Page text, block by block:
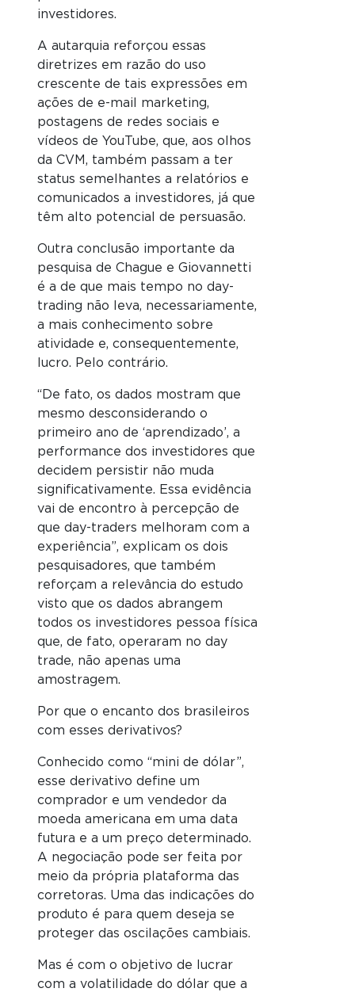
investidores.
A autarquia reforçou essas
diretrizes em razão do uso
crescente de tais expressões em
ações de e-mail marketing,
postagens de redes sociais e
vídeos de YouTube, que, aos olhos
da CVM, também passam a ter
status semelhantes a relatórios e
comunicados a investidores, já que
têm alto potencial de persuasão.
Outra conclusão importante da
pesquisa de Chague e Giovannetti
é a de que mais tempo no day-
trading não leva, necessariamente,
a mais conhecimento sobre
atividade e, consequentemente,
lucro. Pelo contrário.
“De fato, os dados mostram que
mesmo desconsiderando o
primeiro ano de ‘aprendizado’, a
performance dos investidores que
decidem persistir não muda
significativamente. Essa evidência
vai de encontro à percepção de
que day-traders melhoram com a
experiência”, explicam os dois
pesquisadores, que também
reforçam a relevância do estudo
visto que os dados abrangem
todos os investidores pessoa física
que, de fato, operaram no day
trade, não apenas uma
amostragem.
Por que o encanto dos brasileiros
com esses derivativos?
Conhecido como “mini de dólar”,
esse derivativo define um
comprador e um vendedor da
moeda americana em uma data
futura e a um preço determinado.
A negociação pode ser feita por
meio da própria plataforma das
corretoras. Uma das indicações do
produto é para quem deseja se
proteger das oscilações cambiais.
Mas é com o objetivo de lucrar
com a volatilidade do dólar que a